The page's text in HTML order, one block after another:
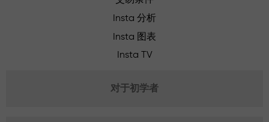
Insta 分析
Insta 图表
Insta TV
对于初学者